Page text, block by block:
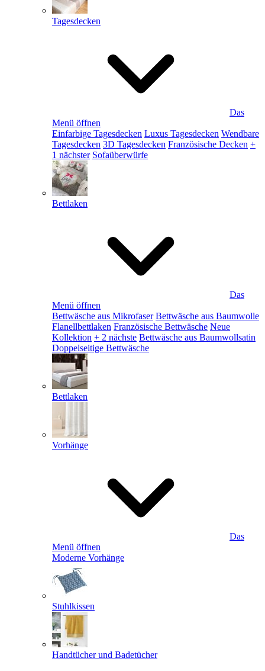
Tagesdecken
Das
Menü öffnen
Einfarbige Tagesdecken Luxus Tagesdecken Wendbare
Tagesdecken 3D Tagesdecken Französische Decken +
1 nächster Sofaüberwürfe
Bettlaken
Das
Menü öffnen
Bettwäsche aus Mikrofaser Bettwäsche aus Baumwolle
Flanellbettlaken Französische Bettwäsche Neue
Kollektion + 2 nächste Bettwäsche aus Baumwollsatin
Doppelseitige Bettwäsche
Bettlaken
Vorhänge
Das
Menü öffnen
Moderne Vorhänge
Stuhlkissen
Handtücher und Badetücher